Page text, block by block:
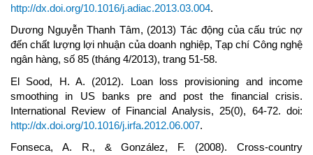
http://dx.doi.org/10.1016/j.adiac.2013.03.004.
Dương Nguyễn Thanh Tâm, (2013) Tác động của cấu trúc nợ
đến chất lượng lợi nhuận của doanh nghiệp, Tạp chí Công nghệ
ngân hàng, số 85 (tháng 4/2013), trang 51-58.
El Sood, H. A. (2012). Loan loss provisioning and income
smoothing in US banks pre and post the financial crisis.
International Review of Financial Analysis, 25(0), 64-72. doi:
http://dx.doi.org/10.1016/j.irfa.2012.06.007.
Fonseca, A. R., & González, F. (2008). Cross-country